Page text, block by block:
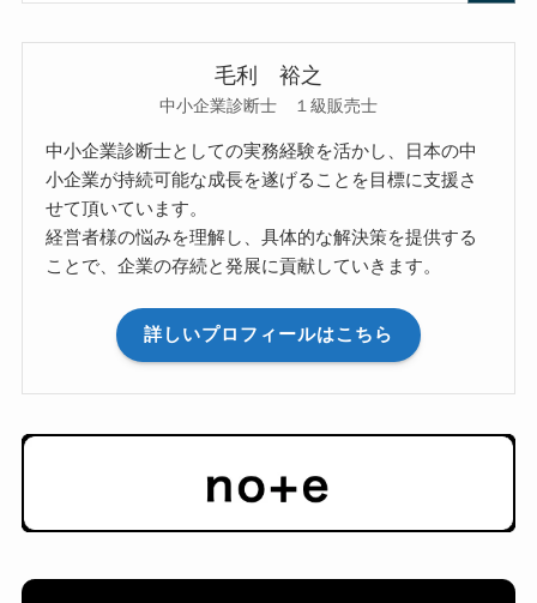
毛利 裕之
中小企業診断士 １級販売士
中小企業診断士としての実務経験を活かし、日本の中
小企業が持続可能な成長を遂げることを目標に支援さ
せて頂いています。
経営者様の悩みを理解し、具体的な解決策を提供する
ことで、企業の存続と発展に貢献していきます。
詳しいプロフィールはこちら